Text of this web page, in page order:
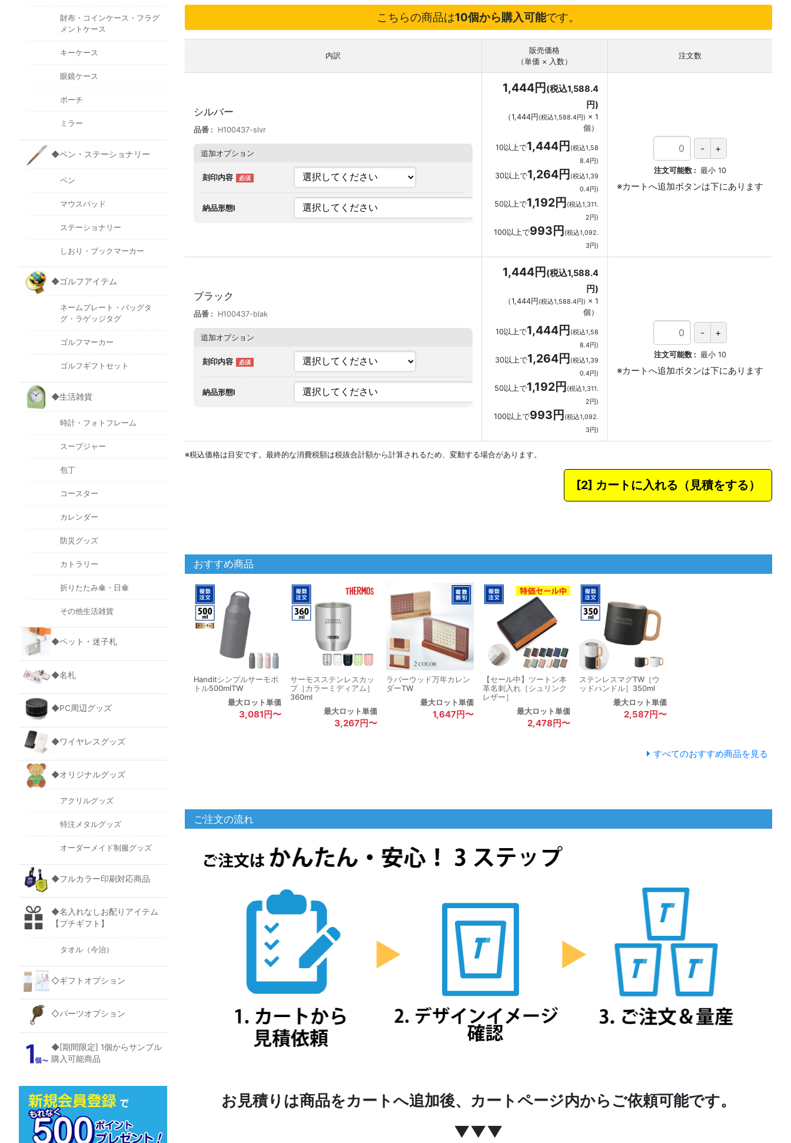
こちらの商品は10個から購入可能です。
内訳
販売価格
（単価 × 入数）
注文数
シルバー
品番 H100437-slvr
追加オプション
刻印内容
納品形態I
1,444円 (税込1,588.4
円)
（1,444円 (税込1,588.4円) × 1
個 ）
10以上で1,444円 (税込1,58
8.4円)
30以上で1,264円 (税込1,39
0.4円)
50以上で1,192円 (税込1,311.
2円)
100以上で993円 (税込1,092.
3円)
注文可能数 最小 10
ブラック
品番 H100437-blak
追加オプション
刻印内容
納品形態I
1,444円 (税込1,588.4
円)
（1,444円 (税込1,588.4円) × 1
個 ）
10以上で1,444円 (税込1,58
8.4円)
30以上で1,264円 (税込1,39
0.4円)
50以上で1,192円 (税込1,311.
2円)
100以上で993円 (税込1,092.
3円)
注文可能数 最小 10
※税込価格は目安です。最終的な消費税額は税抜合計額から計算されるため、変動する場合があります。
カートに入れる
おすすめ商品
Handitシンプルサーモボ
トル500mlTW
最大ロット単価
3,081円〜
サーモスステンレスカッ
プ［カラーミディアム］
360ml
最大ロット単価
3,267円〜
ラバーウッド万年カレン
ダーTW
最大ロット単価
1,647円〜
【セール中】ツートン本
革名刺入れ［シュリンク
レザー］
最大ロット単価
2,478円〜
ステンレスマグTW［ウ
ッドハンドル］350ml
最大ロット単価
2,587円〜
すべてのおすすめ商品を見る
ご注文の流れ
お見積りは商品をカートへ追加後、カートページ内からご依頼可能です。
▼▼▼
財布・コインケース・フラグ
メントケース
キーケース
眼鏡ケース
ポーチ
ミラー
◆ペン・ステーショナリー
ペン
マウスパッド
ステーショナリー
しおり・ブックマーカー
◆ゴルフアイテム
ネームプレート・バッグタ
グ・ラゲッジタグ
ゴルフマーカー
ゴルフギフトセット
◆生活雑貨
時計・フォトフレーム
スープジャー
包丁
コースター
カレンダー
防災グッズ
カトラリー
折りたたみ傘・日傘
その他生活雑貨
◆ペット・迷子札
◆名札
◆PC周辺グッズ
◆ワイヤレスグッズ
◆オリジナルグッズ
アクリルグッズ
特注メタルグッズ
オーダーメイド制服グッズ
◆フルカラー印刷対応商品
◆名入れなしお配りアイテム
【プチギフト】
タオル（今治）
◇ギフトオプション
◇パーツオプション
◆[期間限定] 1個からサンプル
購入可能商品